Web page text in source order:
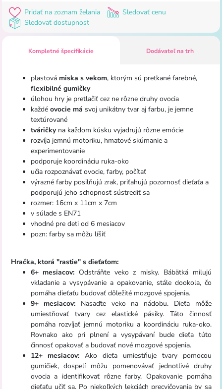
Pridať na zoznam želania
Sledovať cenu
Sledovať dostupnost
Kompletné špecifikácie Dodávateľ na trh
plastová miska s vekom, ktorým sú pretkané farebné,
flexibilné gumičky
úlohou hry je pretlačiť cez ne rôzne druhy ovocia
každé ovocie má svoj unikátny tvar aj farbu, je jemne
textúrované
tváričkyna každom kúsku vyjadrujú rôzne emócie
rozvíja jemnú motoriku, hmatové skúmanie a
experimentovanie
podporuje koordináciu ruka-oko
učia rozpoznávať ovocie, farby, počítať
výrazné farby posilňujú zrak, priťahujú pozornosť dieťaťa a
podporujú jeho schopnosť sústrediť sa
rozmer: 16cm x 11cm x 7cm
v súlade s EN71
vhodné pre deti od 6 mesiacov
pozn: farby sa môžu líšiť
Hračka, ktorá "rastie" s dieťaťom:
6+ mesiacov: Odstráňte veko z misky. Bábätká milujú
vkladanie a vysypávanie a opakovanie, stále dookola, čo
pomáha dieťaťu budovať dôležité mozgové spojenia.
9+ mesiacov: Nasaďte veko na nádobu. Dieťa môže
umiestňovať tvary cez elastické pásiky. Táto činnosť
pomáha rozvíjať jemnú motoriku a koordináciu ruka-oko.
Rovnako ako pri plnení a vysypávaní bude dieťa túto
činnosť opakovať a budovať nové mozgové spojenia.
12+ mesiacov: Ako dieťa umiestňuje tvary pomocou
gumičiek, dospelí môžu pomenovávať jednotlivé druhy
ovocia a identifikovať rôzne farby. Opakovanie pomáha
dieťaťu učiť sa. Po niekoľkých lekciách precvičovania by sa